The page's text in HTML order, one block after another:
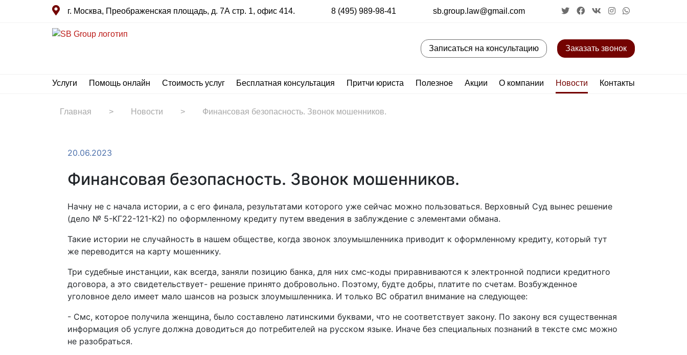
г. Москва, Преображенская площадь, д. 7А стр. 1, офис 414. 8 (495) 989-98-41 sb.group.law@gmail.com
Записаться на консультацию Заказать звонок
Услуги Помощь онлайн Стоимость услуг Бесплатная консультация Притчи юриста Полезное Акции О компании Новости Контакты
Главная > Новости > Финансовая безопасность. Звонок мошенников.
20.06.2023
Финансовая безопасность. Звонок мошенников.
Начну не с начала истории, а с его финала, результатами которого уже сейчас можно пользоваться. Верховный Суд вынес решение
(дело № 5-КГ22-121-К2) по оформленному кредиту путем введения в заблуждение с элементами обмана.
Такие истории не случайность в нашем обществе, когда звонок злоумышленника приводит к оформленному кредиту, который тут
же переводится на карту мошеннику.
Три судебные инстанции, как всегда, заняли позицию банка, для них смс-коды приравниваются к электронной подписи кредитного
договора, а это свидетельствует- решение принято добровольно. Поэтому, будте добры, платите по счетам. Возбужденное
уголовное дело имеет мало шансов на розыск злоумышленника. И только ВС обратил внимание на следующее:
- Смс, которое получила женщина, было составлено латинскими буквами, что не соответствует закону. По закону вся существенная
информация об услуге должна доводиться до потребителей на русском языке. Иначе без специальных познаний в тексте смс можно
не разобраться.